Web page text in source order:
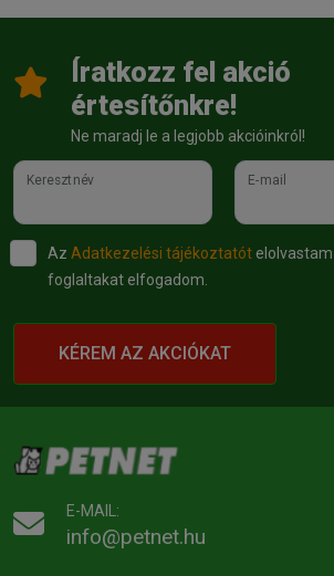
Íratkozz fel akció
értesítőnkre!
Ne maradj le a legjobb akcióinkról!
Keresztnév E-mail
Az Adatkezelési tájékoztatót
foglaltakat elfogadom.
KÉREM AZ AKCIÓKAT
E-MAIL:
info@petnet.hu